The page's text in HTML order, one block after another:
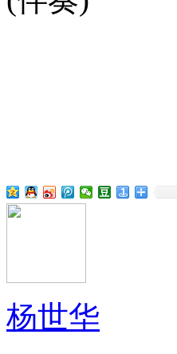
杨世华